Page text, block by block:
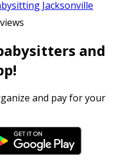
Jacksonville
and
and pay for your